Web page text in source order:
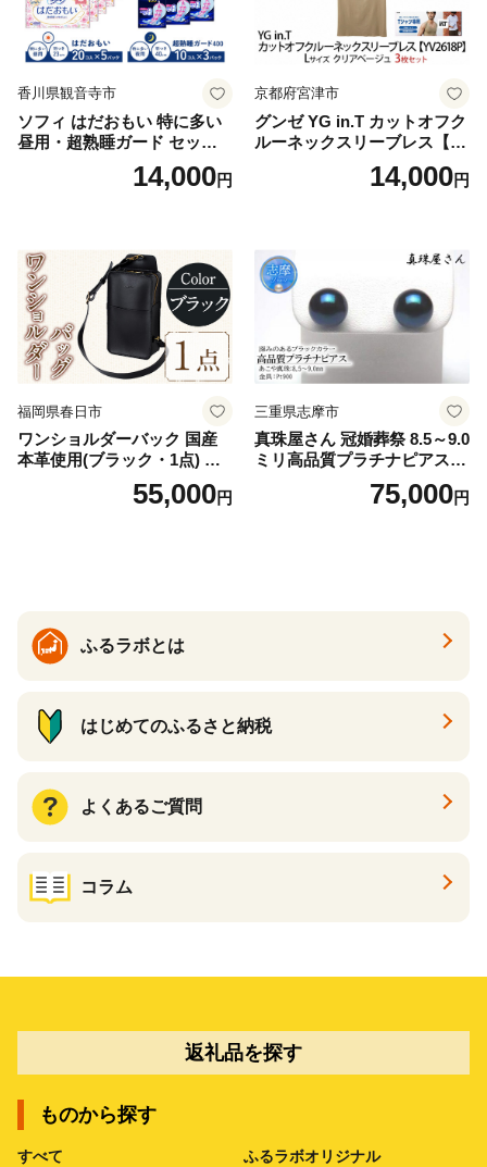
香川県観音寺市
ソフィ はだおもい 特に多い
昼用・超熟睡ガード セット
羽付き ナプキン 生理用品 サ
ニタリー ユニ・チャーム
14,000円
京都府宮津市
グンゼ YG in.T カットオフク
ルーネックスリーブレス【Y
V2618P】Lサイズ クリアベ
ージュ3枚セット [№5716-04
14,000円
福岡県春日市
ワンショルダーバック 国産
本革使用(ブラック・1点) 鞄
バック バッグ カバン レザー
国産 日本製 牛革 黒 革 革製
55,000円
三重県志摩市
真珠屋さん 冠婚葬祭 8.5～9.0
ミリ高品質プラチナピアス P
t900 志摩産アコヤ真珠 ブラ
ックパール 黒真珠75,000円
ふるラボとは
はじめてのふるさと納税
よくあるご質問
コラム
返礼品を探す
ものから探す
すべて ふるラボオリジナル